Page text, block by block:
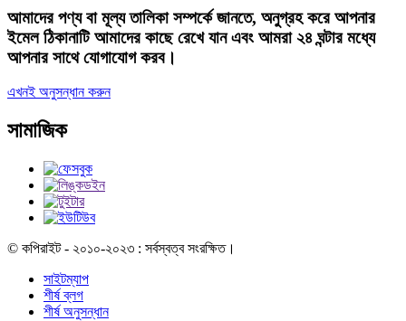
আমাদের পণ্য বা মূল্য তালিকা সম্পর্কে জানতে, অনুগ্রহ করে আপনার
ইমেল ঠিকানাটি আমাদের কাছে রেখে যান এবং আমরা ২৪ ঘন্টার মধ্যে
আপনার সাথে যোগাযোগ করব।
এখনই অনুসন্ধান করুন
সামাজিক
© কপিরাইট - ২০১০-২০২৩ : সর্বস্বত্ব সংরক্ষিত।
সাইটম্যাপ
শীর্ষ ব্লগ
শীর্ষ অনুসন্ধান